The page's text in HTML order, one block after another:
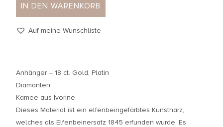
IN DEN WARENKORB
Auf meine Wunschliste
Anhänger – 18 ct. Gold, Platin
Diamanten
Kamee aus Ivorine
Dieses Material ist ein elfenbeingefärbtes Kunstharz,
welches als Elfenbeinersatz 1845 erfunden wurde. Es